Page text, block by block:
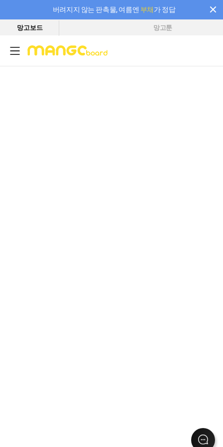
버려지지 않는 판촉물, 여름엔 부채가 정답
필요한 만큼 충전하고 끊김 없이 작업하세요! 새로워진 AI 부스터 요금제
망고보드 망고툰